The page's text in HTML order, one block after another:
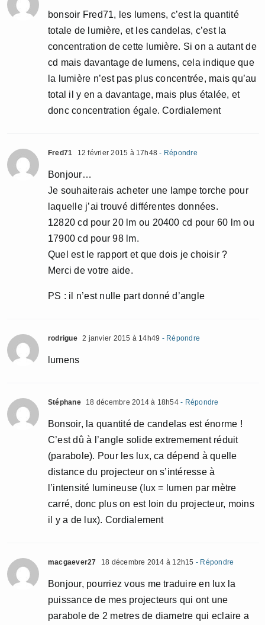
bonsoir Fred71, les lumens, c’est la quantité
totale de lumière, et les candelas, c’est la
concentration de cette lumière. Si on a autant de
cd mais davantage de lumens, cela indique que
la lumière n’est pas plus concentrée, mais qu’au
total il y en a davantage, mais plus étalée, et
donc concentration égale. Cordialement
Fred71 12 février 2015 à 17h48 - Répondre
Bonjour…
Je souhaiterais acheter une lampe torche pour
laquelle j’ai trouvé différentes données.
12820 cd pour 20 lm ou 20400 cd pour 60 lm ou
17900 cd pour 98 lm.
Quel est le rapport et que dois je choisir ?
Merci de votre aide.
PS : il n’est nulle part donné d’angle
rodrigue 2 janvier 2015 à 14h49 - Répondre
lumens
Stéphane 18 décembre 2014 à 18h54- Répondre
Bonsoir, la quantité de candelas est énorme !
C’est dû à l’angle solide extremement réduit
(parabole). Pour les lux, ca dépend à quelle
distance du projecteur on s’intéresse à
l’intensité lumineuse (lux = lumen par mètre
carré, donc plus on est loin du projecteur, moins
il y a de lux). Cordialement
macgaever27 18 décembre 2014 à 12h15 - Répondre
Bonjour, pourriez vous me traduire en lux la
puissance de mes projecteurs qui ont une
parabole de 2 metres de diametre qui eclaire a